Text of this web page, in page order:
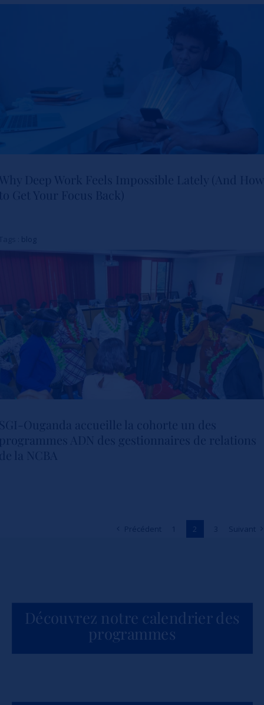
Get Your Focus Back)
relations de la NCBA
2
Découvrez notre calendrier des
programmes